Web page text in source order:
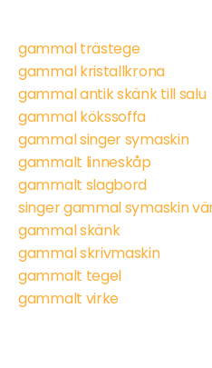
gammal trästege
gammal kristallkrona
gammal antik skänk till salu
gammal kökssoffa
gammal singer symaskin
gammalt linneskåp
gammalt slagbord
singer gammal symaskin
gammal skänk
gammal skrivmaskin
gammalt tegel
gammalt virke